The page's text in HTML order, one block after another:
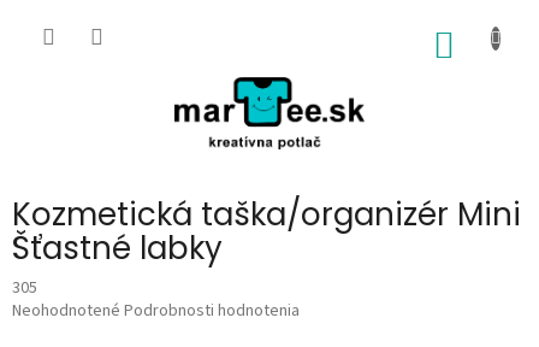
Kozmetická taška/organizér Mini
Šťastné labky
305
Priemerné
Neohodnotené Podrobnosti hodnotenia